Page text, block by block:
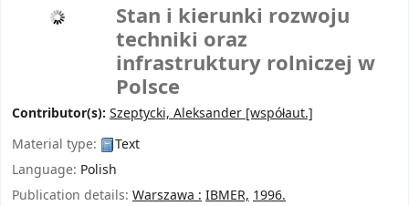
Stan i kierunki rozwoju
techniki oraz
infrastruktury rolniczej w
Polsce
Contributor(s): Szeptycki, Aleksander [współaut.]
Material type:
Text
Language: Polish
Publication details: Warszawa : IBMER, 1996.